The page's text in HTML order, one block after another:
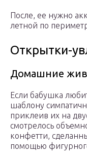
После, ее нужно
летной по
Открытки-
Домашние
Если бабушка
шаблону
приклеив их на
смотрелось
конфетти,
помощью